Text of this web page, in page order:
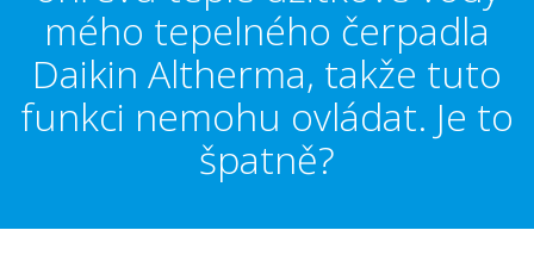
mého tepelného čerpadla
Daikin Altherma, takže tuto
funkci nemohu ovládat. Je to
špatně?